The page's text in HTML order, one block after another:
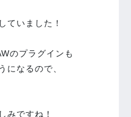
ていました！
のプラグインも
になるので、
みですね！